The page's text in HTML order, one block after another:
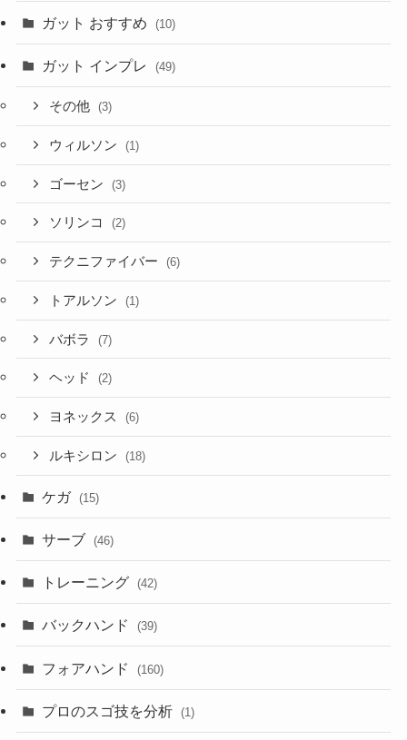
ガット おすすめ (10)
ガット インプレ (49)
その他 (3)
ウィルソン (1)
ゴーセン (3)
ソリンコ (2)
テクニファイバー (6)
トアルソン (1)
バボラ (7)
ヘッド (2)
ヨネックス (6)
ルキシロン (18)
ケガ (15)
サーブ (46)
トレーニング (42)
バックハンド (39)
フォアハンド (160)
プロのスゴ技を分析 (1)